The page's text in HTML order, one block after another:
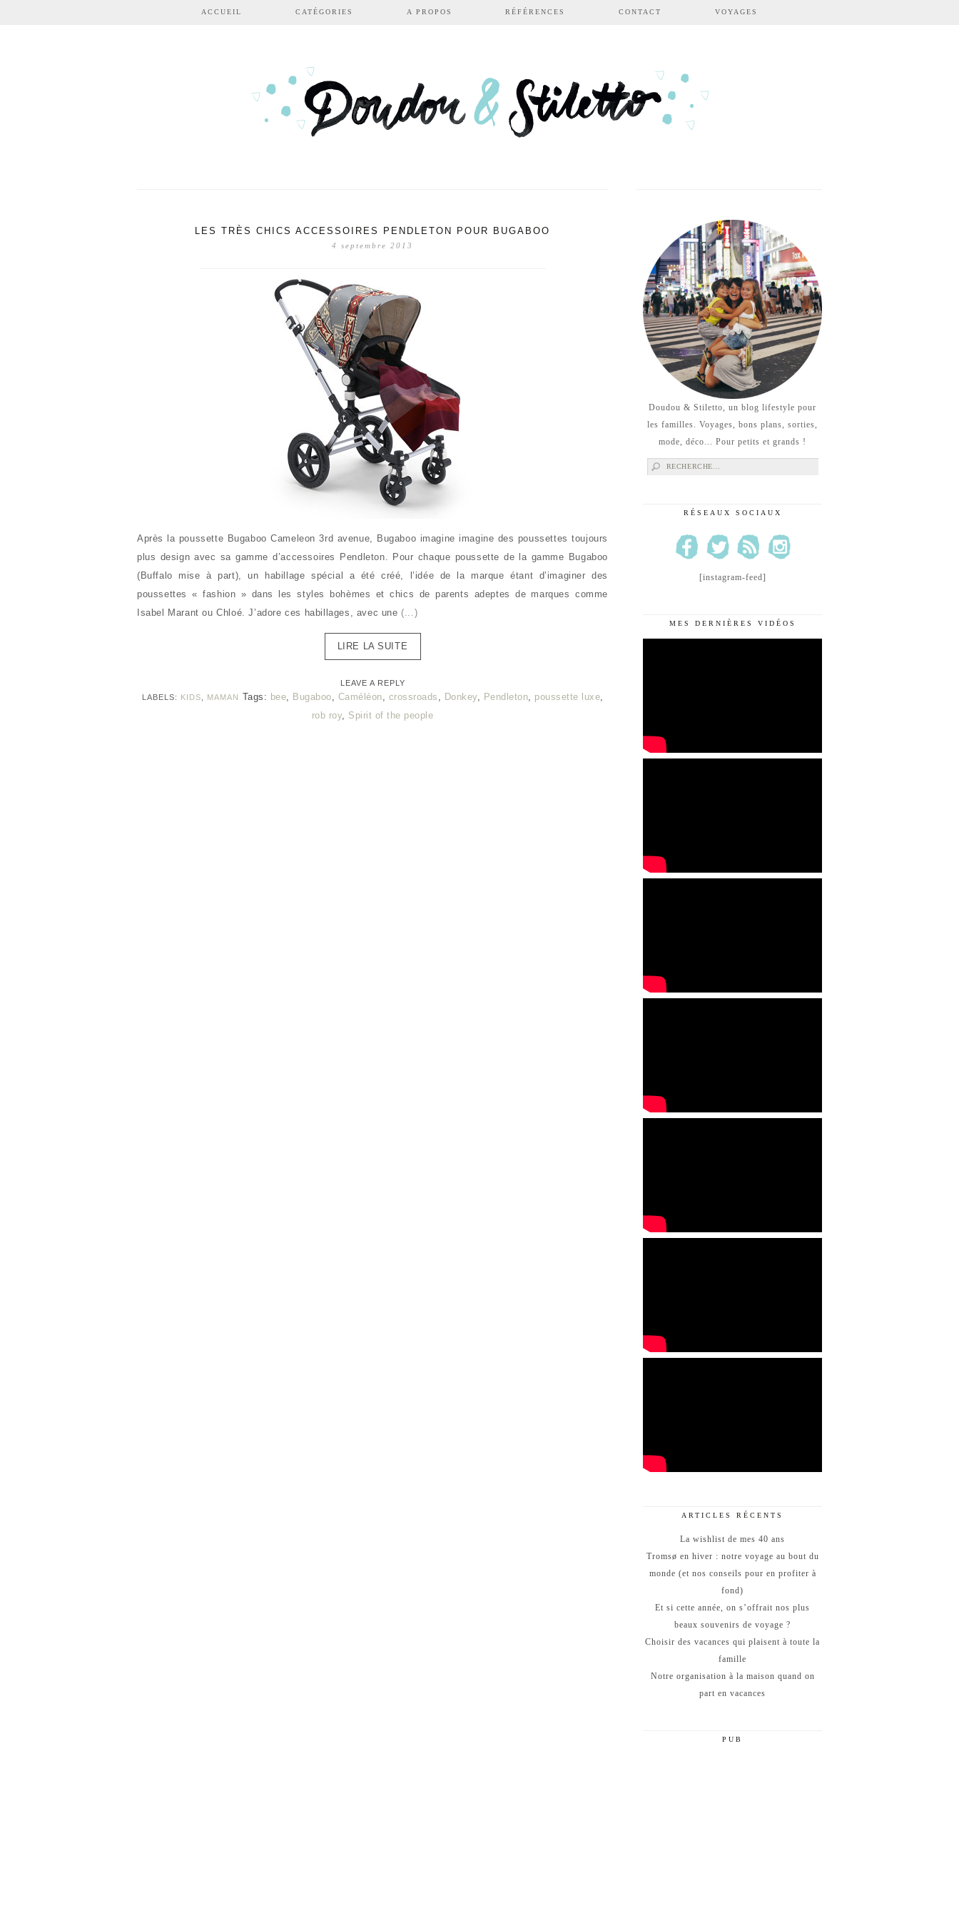
Aller au contenu principal
ACCUEIL CATÉGORIES A PROPOS RÉFÉRENCES CONTACT VOYAGES
LES TRÈS CHICS ACCESSOIRES PENDLETON POUR BUGABOO
4 septembre 2013
Après la poussette Bugaboo Cameleon 3rd avenue, Bugaboo imagine imagine des poussettes toujours
plus design avec sa gamme d’accessoires Pendleton. Pour chaque poussette de la gamme Bugaboo
(Buffalo mise à part), un habillage spécial a été créé, l’idée de la marque étant d’imaginer des
poussettes « fashion » dans les styles bohèmes et chics de parents adeptes de marques comme
Isabel Marant ou Chloé. J’adore ces habillages, avec une (...)
LIRE LA SUITE
LEAVE A REPLY
LABELS: KIDS MAMAN Tags: bee, Bugaboo, Caméléon, crossroads , Donkey, Pendleton, poussette luxe,
rob roy, Spirit of the people
Doudou & Stiletto, un blog lifestyle pour
les familles. Voyages, bons plans, sorties,
mode, déco... Pour petits et grands !
Rechercher :
RÉSEAUX SOCIAUX
[instagram-feed]
MES DERNIÈRES VIDÉOS
ARTICLES RÉCENTS
La wishlist de mes 40 ans
Tromsø en hiver : notre voyage au bout du
monde (et nos conseils pour en profiter à
fond)
Et si cette année, on s’offrait nos plus
beaux souvenirs de voyage ?
Choisir des vacances qui plaisent à toute la
famille
Notre organisation à la maison quand on
part en vacances
PUB